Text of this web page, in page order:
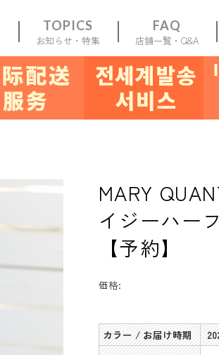
TOPICS
お知らせ・特集
FAQ
店舗一覧・Q&A
お気に入り マイページ
MARY
イジーハー
【予約】
価格:
カラー / お届け時期